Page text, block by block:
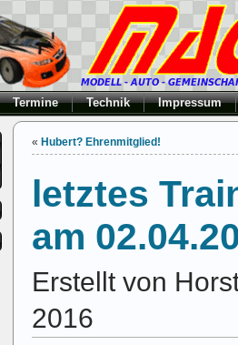
Termine Technik Impressum
« Hubert? Ehrenmitglied!
letztes
am
Erstellt von
2016